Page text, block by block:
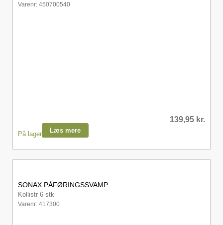
Varenr: 450700540
139,95 kr.
På lager Læs mere
SONAX PÅFØRINGSSVAMP
Kollistr 6 stk
Varenr: 417300